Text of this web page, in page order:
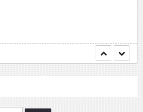
YENİ DÜNYA DÜZENİNDE